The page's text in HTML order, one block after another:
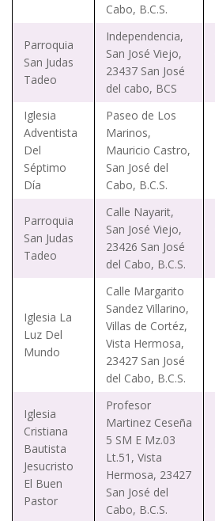
Cabo, B.C.S.
Parroquia
San Judas
Tadeo
Independencia,
San José Viejo,
23437 San José
del cabo, BCS
Iglesia
Adventista
Del
Séptimo
Día
Paseo de Los
Marinos,
Mauricio Castro,
San José del
Cabo, B.C.S.
Parroquia
San Judas
Tadeo
Calle Nayarit,
San José Viejo,
23426 San José
del Cabo, B.C.S.
Iglesia La
Luz Del
Mundo
Calle Margarito
Sandez Villarino,
Villas de Cortéz,
Vista Hermosa,
23427 San José
del Cabo, B.C.S.
Iglesia
Cristiana
Bautista
Jesucristo
El Buen
Pastor
Profesor
Martinez Ceseña
5 SM E Mz.03
Lt.51, Vista
Hermosa, 23427
San José del
Cabo, B.C.S.